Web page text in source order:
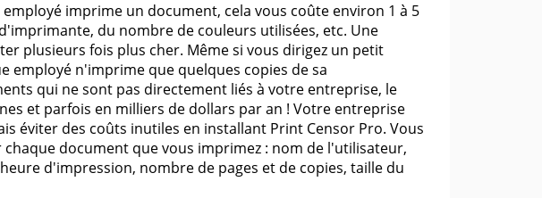
imprime un document, cela vous coûte environ 1 à 5
du nombre de couleurs utilisées, etc. Une
plusieurs fois plus cher. Même si vous dirigez un petit
employé n'imprime que quelques copies de sa
qui ne sont pas directement liés à votre entreprise, le
et parfois en milliers de dollars par an ! Votre entreprise
éviter des coûts inutiles en installant Print Censor Pro. Vous
document que vous imprimez : nom de l'utilisateur,
d'impression, nombre de pages et de copies, taille du